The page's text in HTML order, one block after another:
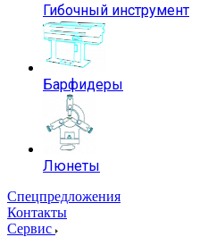
Гибочный инструмент
Барфидеры
Люнеты
Спецпредложения
Контакты
Сервис